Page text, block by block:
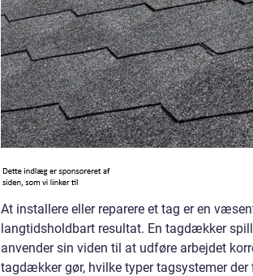
At installere eller reparere et tag er en
langtidsholdbart resultat. En tagdækker
anvender sin viden til at udføre arbejdet
tagdækker gør, hvilke typer tagsystemer der